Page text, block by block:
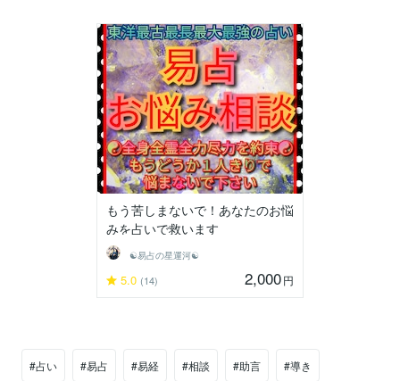
もう苦しまないで！あなたのお悩
みを占いで救います
☯易占の星運河☯
5.0 (14) 2,000円
#占い #易占 #易経 #相談 #助言 #導き